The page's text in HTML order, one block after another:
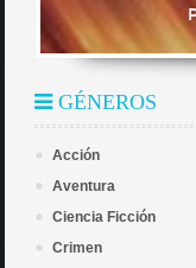
GÉNEROS
Acción
Aventura
Ciencia Ficción
Crimen